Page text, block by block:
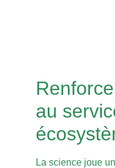
au
La science joue